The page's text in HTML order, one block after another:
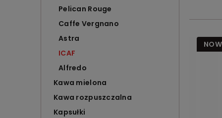
Pelican Rouge
Caffe Vergnano
Astra
ICAF
Alfredo
Kawa mielona
Kawa rozpuszczalna
Kapsułki